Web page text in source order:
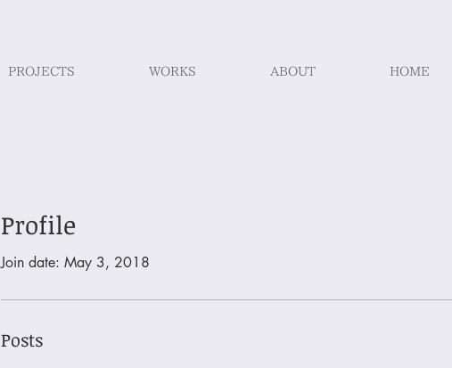
PROJECTS WORKS ABOUT HOME
Profile
Join date: May 3, 2018
Posts